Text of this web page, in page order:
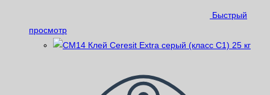
Быстрый
просмотр